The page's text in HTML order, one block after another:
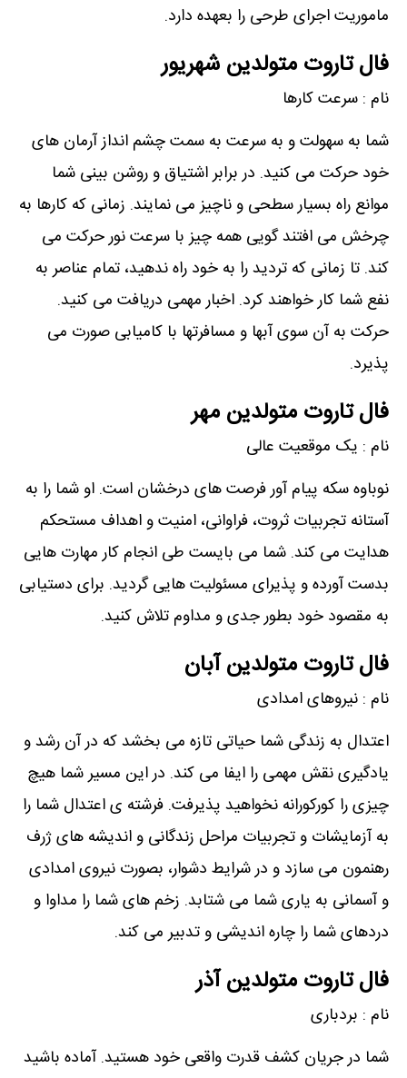
ماموریت اجرای طرحی را بعهده دارد.
فال تاروت متولدین شهریور
نام : سرعت کارها
شما به سهولت و به سرعت به سمت چشم انداز آرمان های
خود حرکت می کنید. در برابر اشتیاق و روشن بینی شما
موانع راه بسیار سطحی و ناچیز می نمایند. زمانی که کارها به
چرخش می افتند گویی همه چیز با سرعت نور حرکت می
کند. تا زمانی که تردید را به خود راه ندهید، تمام عناصر به
نفع شما کار خواهند کرد. اخبار مهمی دریافت می کنید.
حرکت به آن سوی آبها و مسافرتها با کامیابی صورت می
پذیرد.
فال تاروت متولدین مهر
نام : یک موقعیت عالی
نوباوه سکه پیام آور فرصت های درخشان است. او شما را به
آستانه تجربیات ثروت، فراوانی، امنیت و اهداف مستحکم
هدایت می کند. شما می بایست طی انجام کار مهارت هایی
بدست آورده و پذیرای مسئولیت هایی گردید. برای دستیابی
به مقصود خود بطور جدی و مداوم تلاش کنید.
فال تاروت متولدین آبان
نام : نیروهای امدادی
اعتدال به زندگی شما حیاتی تازه می بخشد که در آن رشد و
یادگیری نقش مهمی را ایفا می کند. در این مسیر شما هیچ
چیزی را کورکورانه نخواهید پذیرفت. فرشته ی اعتدال شما را
به آزمایشات و تجربیات مراحل زندگانی و اندیشه های ژرف
رهنمون می سازد و در شرایط دشوار، بصورت نیروی امدادی
و آسمانی به یاری شما می شتابد. زخم های شما را مداوا و
دردهای شما را چاره اندیشی و تدبیر می کند.
فال تاروت متولدین آذر
نام : بردباری
شما در جریان کشف قدرت واقعی خود هستید. آماده باشید